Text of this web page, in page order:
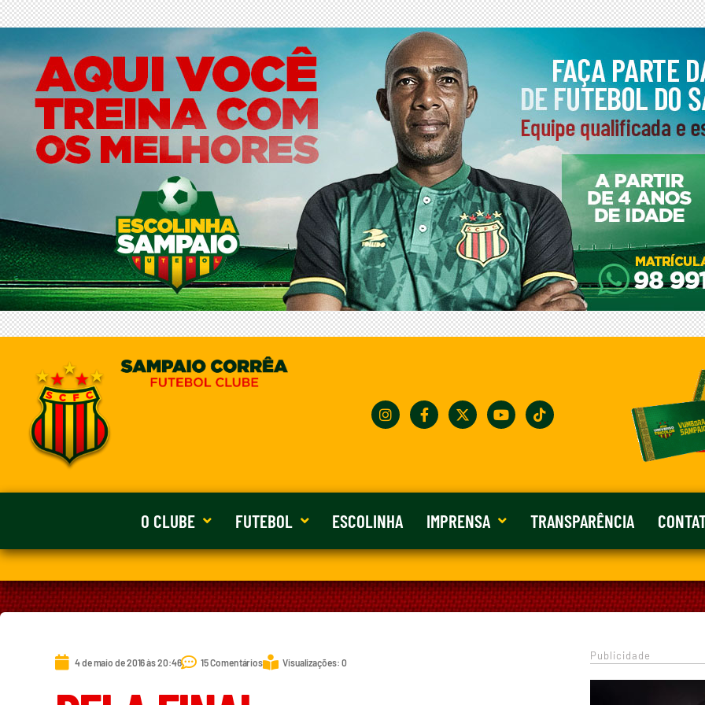
O CLUBE FUTEBOL ESCOLINHA IMPRENSA TRANSPARÊNCIA
4 de maio de 2016 às 20:46 15 Comentários Visualizações: 0
Publicidade